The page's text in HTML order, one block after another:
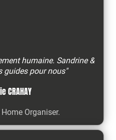
humaine. Sandrine &
guides pour nous"
CRAHAY
Organiser.